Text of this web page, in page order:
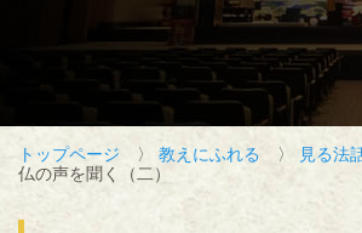
トップページ 〉 教えにふれる 〉 見る法
仏の声を聞く（二）